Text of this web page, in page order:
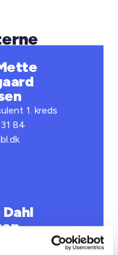
1. kreds
84
2. og 9. kreds